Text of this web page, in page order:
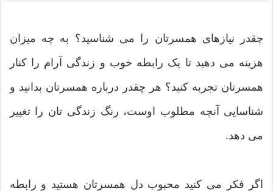
چقدر نیازهای همسرتان را می شناسید؟ به چه میزان
هزینه می دهید تا یک رابطه خوب و زندگی آرام را کنار
همسرتان تجربه کنید؟ هر چقدر درباره همسرتان بدانید و
شناسایی آنچه مطلوب اوست، رنگ زندگی تان را تغییر
می دهد.
اگر فکر می کنید محبوب دل همسرتان هستید و رابطه